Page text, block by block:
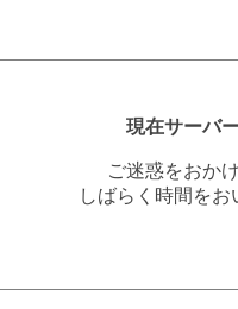
現在サーバ
ご迷惑をおか
しばらく時間を